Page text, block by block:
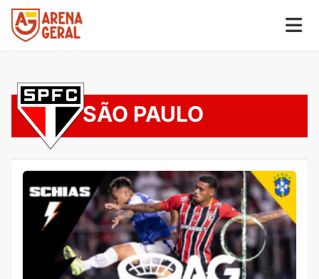
SÃO PAULO